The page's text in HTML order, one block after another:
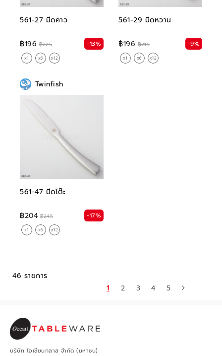
561-27 มีดคาว
฿196 ฿225 -13%
561-29 มีดหวาน
฿196 ฿215 -9%
Twinfish
561-47 มีดโต๊ะ
฿204 ฿245 -17%
46 รายการ
1
2 3 4 5
บริษัท โอเชียนกลาส จำกัด (มหาชน)